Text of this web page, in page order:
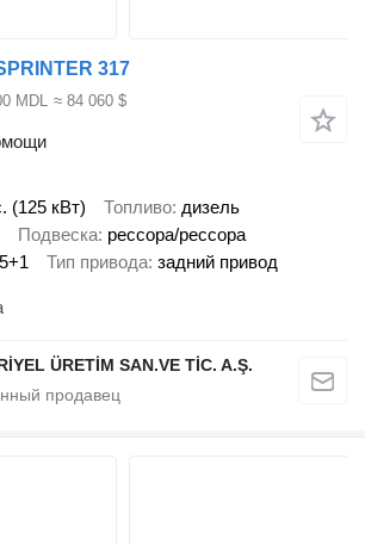
317
MDL ≈ 84 060 $
(125 кВт) Топливо дизель
Подвеска рессора/рессора
5+1 Тип привода задний привод
ÜRETİM SAN.VE TİC. A.Ş.